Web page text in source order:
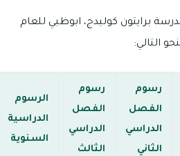
برايتون كوليدج، ابوظبي للعام
رسوم
الفصل
الدراسي
الثاني
رسوم
الفصل
الدراسي
الثالث
الرسوم
الدراسية
السنوية